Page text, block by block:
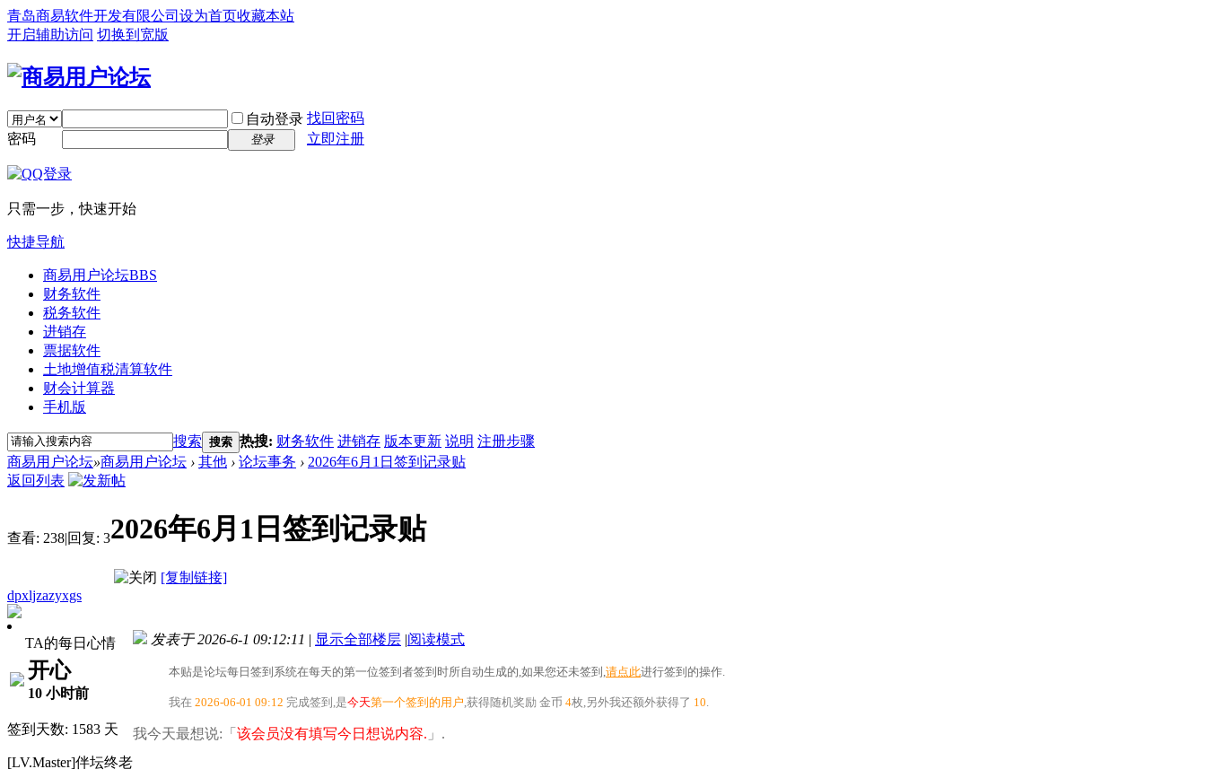
青岛商易软件开发有限公司 设为首页收藏本站
开启辅助访问 切换到宽版
自动登录 找回密码
密码
登录 立即注册
只需一步，快速开始
快捷导航
商易用户论坛BBS
财务软件
税务软件
进销存
票据软件
土地增值税清算软件
财会计算器
手机版
搜索 搜索 热搜: 财务软件 进销存 版本更新 说明 注册步骤
商易用户论坛»商易用户论坛 › 其他 › 论坛事务 › 2026年6月1日签到记录贴
返回列表
查看: 238|回复: 32026年6月1日签到记录贴
[复制链接]
dpxljzazyxgs
TA的每日心情
开心
10 小时前
签到天数: 1583 天
[LV.Master]伴坛终老
发表于 2026-6-1 09:12:11 | 显示全部楼层 |阅读模式
本贴是论坛每日签到系统在每天的第一位签到者签到时所自动生成的,如果您还未签到, 请点此进行签到的操作.
我在 2026-06-01 09:12 完成签到,是今天第一个签到的用户 ,获得随机奖励 金币 4枚 ,另外我还额外获得了 10
我今天最想说:「 该会员没有填写今日想说内容. 」.